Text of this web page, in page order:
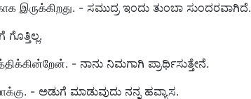
இருக்கிறது. - ಸಮುದ್ರ ಇಂದು ತುಂಬಾ ಸುಂದರವಾಗಿದೆ.
- ನಾನು ನಿಮಗಾಗಿ ಪ್ರಾರ್ಥಿಸುತ್ತೇನೆ.
- ಅಡುಗೆ ಮಾಡುವುದು ನನ್ನ ಹವ್ಯಾಸ.